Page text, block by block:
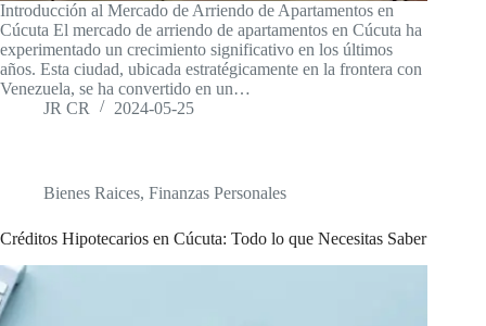
Introducción al Mercado de Arriendo de Apartamentos en
Cúcuta El mercado de arriendo de apartamentos en Cúcuta ha
experimentado un crecimiento significativo en los últimos
años. Esta ciudad, ubicada estratégicamente en la frontera con
Venezuela, se ha convertido en un…
JR CR
2024-05-25
Bienes Raices, Finanzas Personales
Créditos Hipotecarios en Cúcuta: Todo lo que Necesitas Saber